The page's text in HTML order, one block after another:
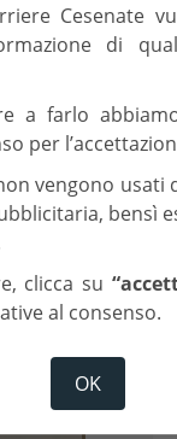
Cesenate
di
a farlo
per
vengono usati
bensì
clicca su
al consenso.
OK